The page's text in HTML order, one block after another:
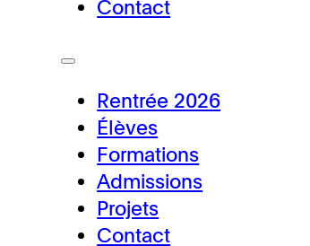
Contact
Rentrée 2026
Élèves
Formations
Admissions
Projets
Contact